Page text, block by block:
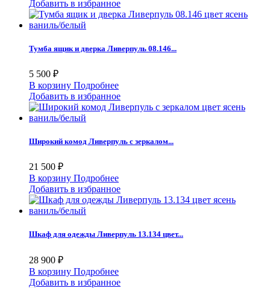
Добавить в избранное
Тумба ящик и дверка Ливерпуль 08.146...
5 500 ₽
В корзину Подробнее
Добавить в избранное
Широкий комод Ливерпуль с зеркалом...
21 500 ₽
В корзину Подробнее
Добавить в избранное
Шкаф для одежды Ливерпуль 13.134 цвет...
28 900 ₽
В корзину Подробнее
Добавить в избранное